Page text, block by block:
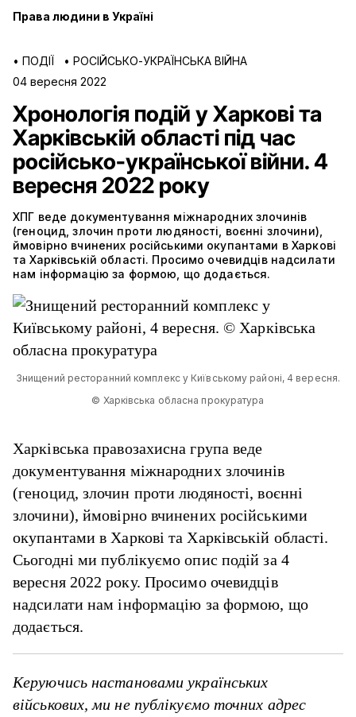
Права людини в Україні
• ПОДІЇ • РОСІЙСЬКО-УКРАЇНСЬКА ВІЙНА
04 вересня 2022
Хронологія подій у Харкові та
Харківській області під час
російсько-української війни. 4
вересня 2022 року
ХПГ веде документування міжнародних злочинів
(геноцид, злочин проти людяності, воєнні злочини),
ймовірно вчинених російськими окупантами в Харкові
та Харківській області. Просимо очевидців надсилати
нам інформацію за формою, що додається.
Знищений ресторанний комплекс у Київському районі, 4 вересня.
© Харківська обласна прокуратура
Харківська правозахисна група веде
документування міжнародних злочинів
(геноцид, злочин проти людяності, воєнні
злочини), ймовірно вчинених російськими
окупантами в Харкові та Харківській області.
Сьогодні ми публікуємо опис подій за 4
вересня 2022 року. Просимо очевидців
надсилати нам інформацію за формою, що
додається.
Керуючись настановами українських
військових, ми не публікуємо точних адрес